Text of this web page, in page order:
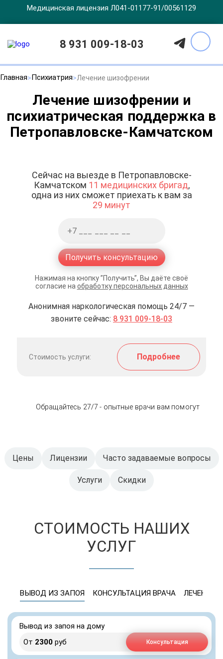
Медицинская лицензия Л041-01177-91/00561129
8 931 009-18-03
Главная Психиатрия Лечение шизофрении
Лечение шизофрении и
психиатрическая поддержка в
Петропавловске-Камчатском
Сейчас на выезде в Петропавловске-
Камчатском 11 медицинских бригад,
одна из них сможет приехать к вам за
29 минут
Получить консультацию
Нажимая на кнопку ”Получить”, Вы даёте своё
согласие на обработку персональных данных
Анонимная наркологическая помощь 24/7 —
звоните сейчас: 8 931 009-18-03
Стоимость услуги: Подробнее
Обращайтесь 27/7 - опытные врачи вам помогут
Цены Лицензии Часто задаваемые вопросы
Услуги Скидки
СТОИМОСТЬ НАШИХ
УСЛУГ
ВЫВОД ИЗ ЗАПОЯ КОНСУЛЬТАЦИЯ ВРАЧА ЛЕЧЕНИЕ
Вывод из запоя на дому
От 2300 руб Консультация